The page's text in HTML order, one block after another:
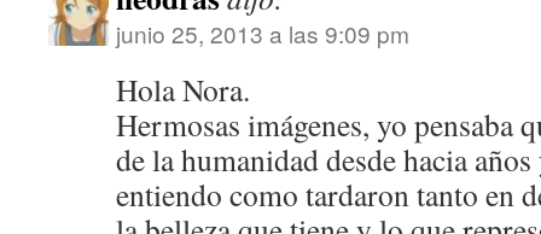
junio 25, 2013 a las 9:09 pm
Hola Nora.
Hermosas imágenes, yo pensaba
de la humanidad desde hacia
entiendo como tardaron tanto en